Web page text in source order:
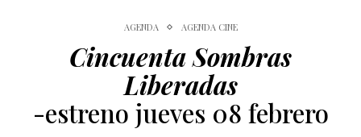
AGENDA AGENDA CINE
Cincuenta Sombras
Liberadas
-estreno jueves 08 febrero